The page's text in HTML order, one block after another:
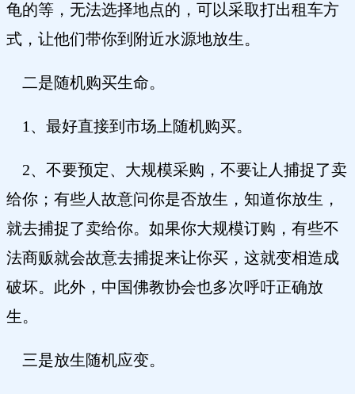
龟的等，无法选择地点的，可以采取打出租车方
式，让他们带你到附近水源地放生。
二是随机购买生命。
1、最好直接到市场上随机购买。
2、不要预定、大规模采购，不要让人捕捉了卖
给你；有些人故意问你是否放生，知道你放生，
就去捕捉了卖给你。如果你大规模订购，有些不
法商贩就会故意去捕捉来让你买，这就变相造成
破坏。此外，中国佛教协会也多次呼吁正确放
生。
三是放生随机应变。